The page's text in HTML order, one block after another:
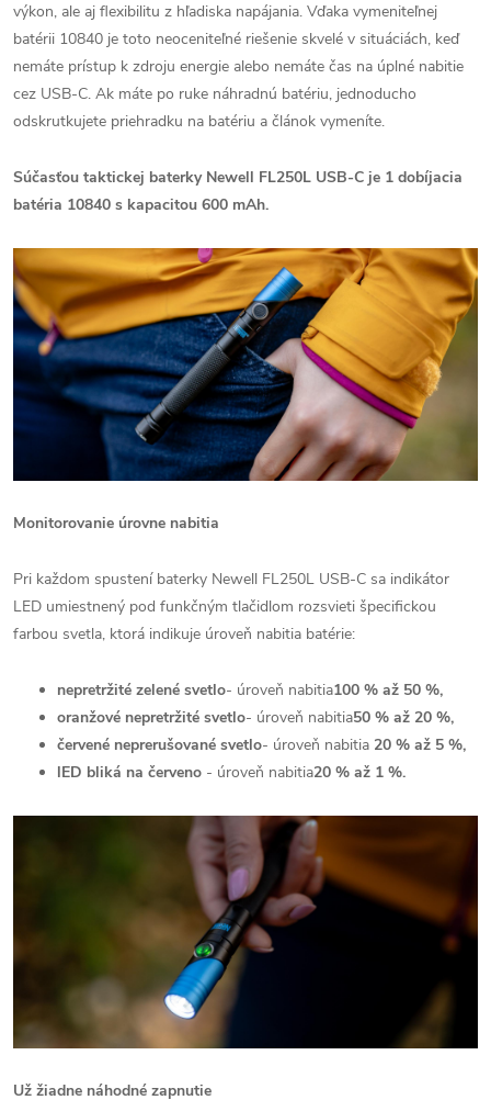
výkon, ale aj flexibilitu z hľadiska napájania. Vďaka vymeniteľnej
batérii 10840 je toto neoceniteľné riešenie skvelé v situáciách, keď
nemáte prístup k zdroju energie alebo nemáte čas na úplné nabitie
cez USB-C. Ak máte po ruke náhradnú batériu, jednoducho
odskrutkujete priehradku na batériu a článok vymeníte.
Súčasťou taktickej baterky Newell FL250L USB-C je 1 dobíjacia
batéria 10840 s kapacitou 600 mAh.
Monitorovanie úrovne nabitia
Pri každom spustení baterky Newell FL250L USB-C sa indikátor
LED umiestnený pod funkčným tlačidlom rozsvieti špecifickou
farbou svetla, ktorá indikuje úroveň nabitia batérie:
nepretržité zelené svetlo- úroveň nabitia100 % až 50 %,
oranžové nepretržité svetlo- úroveň nabitia50 % až 20 %,
červené neprerušované svetlo- úroveň nabitia 20 % až 5 %,
lED bliká na červeno - úroveň nabitia20 % až 1 %.
Už žiadne náhodné zapnutie